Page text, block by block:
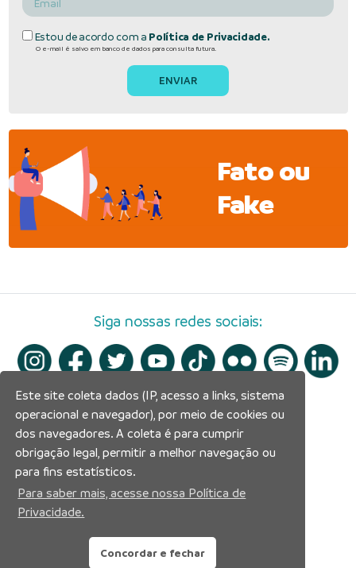
Estou de acordo com a Política de Privacidade.
O e-mail é salvo em banco de dados para consulta futura.
Fato ou
Fake
Siga nossas redes sociais:
Este site coleta dados (IP, acesso a links, sistema
operacional e navegador), por meio de cookies ou
dos navegadores. A coleta é para cumprir
obrigação legal, permitir a melhor navegação ou
para fins estatísticos.
Para saber mais, acesse nossa Política de
Privacidade.
Concordar e fechar